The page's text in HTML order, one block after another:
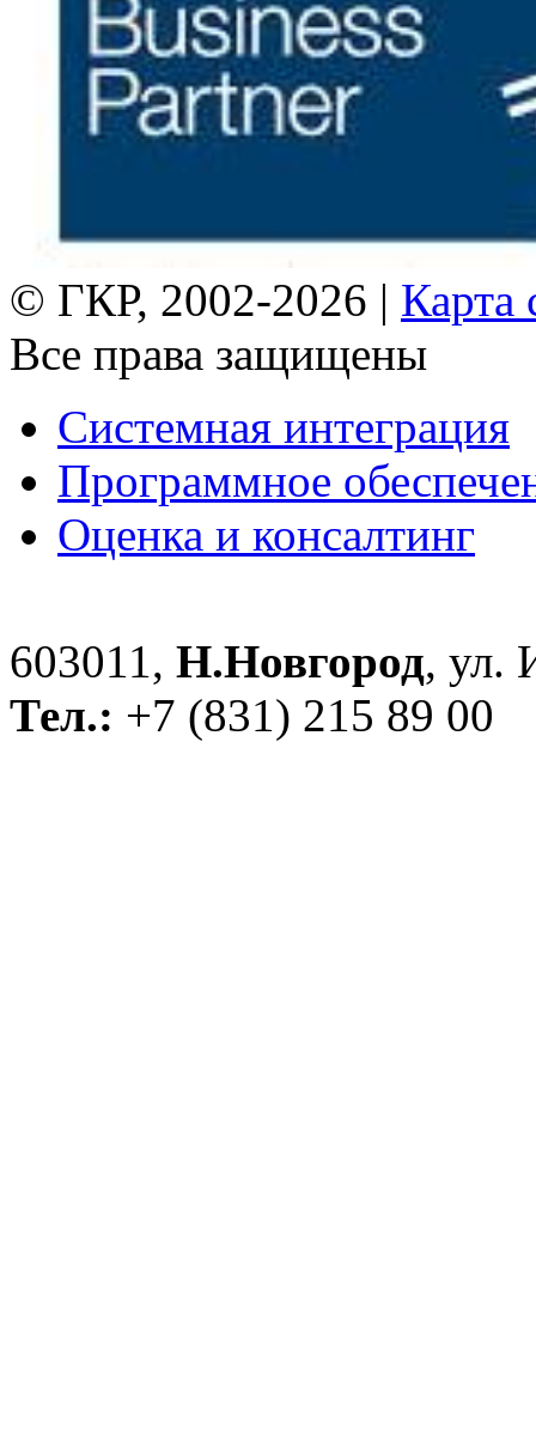
© ГКР, 2002-2026 | Карта
Все права защищены
Системная интеграция
Программное
Оценка и консалтинг
603011, Н.Новгород, ул.
Тел.: +7 (831) 215 89 00